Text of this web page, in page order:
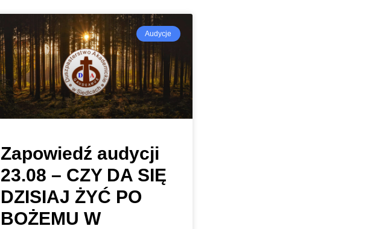
Audycje
Zapowiedź audycji
23.08 – CZY DA SIĘ
DZISIAJ ŻYĆ PO
BOŻEMU W